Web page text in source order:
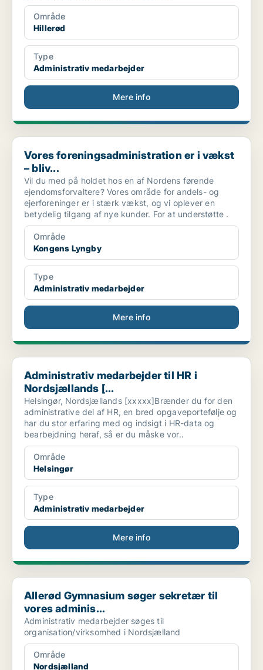
Område
Hillerød
Type
Administrativ medarbejder
Mere info
Vores foreningsadministration er i vækst – bliv...
Vores foreningsadministration er i vækst
– bliv...
Vil du med på holdet hos en af Nordens førende
ejendomsforvaltere? Vores område for andels- og
ejerforeninger er i stærk vækst, og vi oplever en
betydelig tilgang af nye kunder. For at understøtte .
Område
Kongens Lyngby
Type
Administrativ medarbejder
Mere info
Administrativ medarbejder til HR i Nordsjællands [...
Administrativ medarbejder til HR i
Nordsjællands [...
Helsingør, Nordsjællands [xxxxx]Brænder du for den
administrative del af HR, en bred opgaveportefølje og
har du stor erfaring med og indsigt i HR-data og
bearbejdning heraf, så er du måske vor..
Område
Helsingør
Type
Administrativ medarbejder
Mere info
Allerød Gymnasium søger sekretær til vores adminis...
Allerød Gymnasium søger sekretær til
vores adminis...
Administrativ medarbejder søges til
organisation/virksomhed i Nordsjælland
Område
Nordsjælland